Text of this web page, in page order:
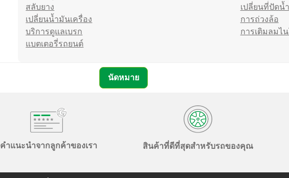
สลับยาง
เปลี่ยนน้ำมันเครื่อง
บริการดูแลเบรก
แบตเตอรี่รถยนต์
เปลี่ยนที่ปัดน้
การถ่วงล้อ
การเติมลมไ
นัดหมาย
คำแนะนำจากลูกค้าของเรา สินค้าที่ดีที่สุดสำหรับรถของคุณ